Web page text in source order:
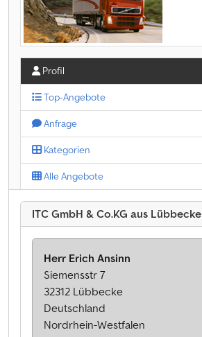
Profil
Top-Angebote
Anfrage
Kategorien
Alle Angebote
ITC GmbH & Co.KG aus Lübbecke
Herr Erich Ansinn
Siemensstr 7
32312 Lübbecke
Deutschland
Nordrhein-Westfalen